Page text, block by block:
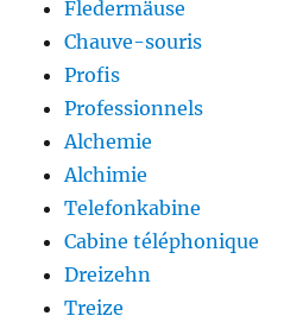
Fledermäuse
Chauve-souris
Profis
Professionnels
Alchemie
Alchimie
Telefonkabine
Cabine téléphonique
Dreizehn
Treize